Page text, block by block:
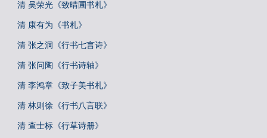
清 吴荣光《致晴圃书札》
清 康有为《书札》
清 张之洞《行书七言诗》
清 张问陶《行书诗轴》
清 李鸿章《致子美书札》
清 林则徐《行书八言联》
清 查士标《行草诗册》